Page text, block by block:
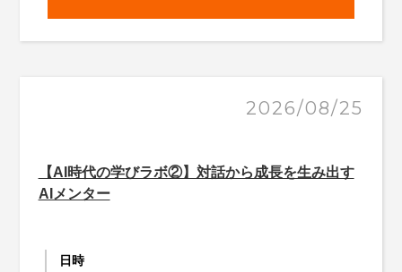
2026/08/25
【AI時代の学びラボ②】対話から成長を生み出す
AIメンター
日時